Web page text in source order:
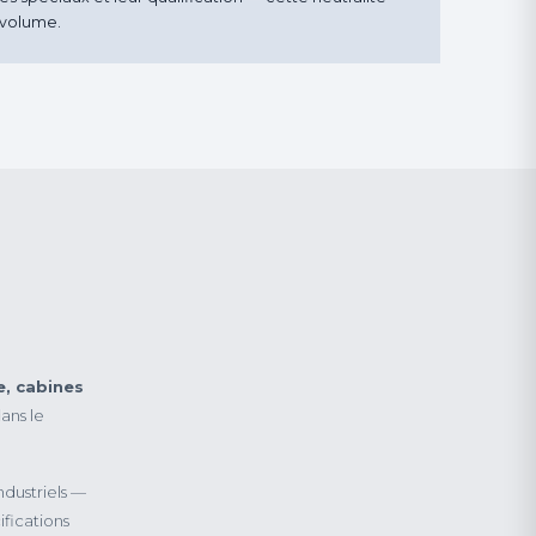
cabines
le
—